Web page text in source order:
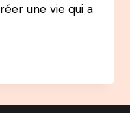
une vie qui a